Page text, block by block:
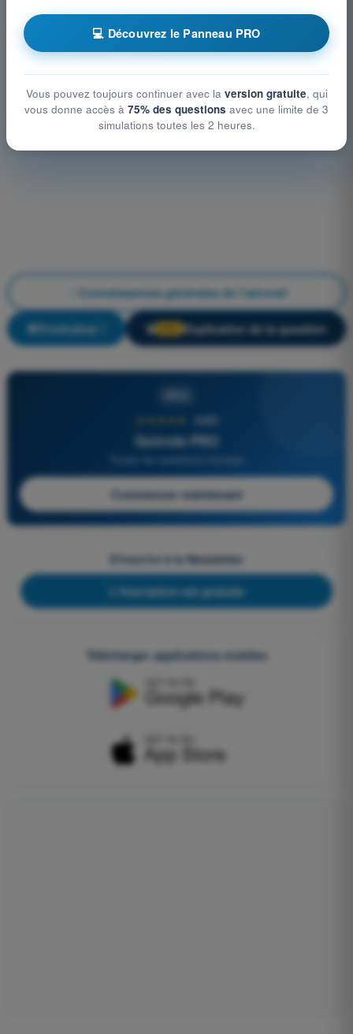
Connaissances générales de l’aéronef
S'entraîner ! 🔒 Explication de la question
4,6/5
Quizvds PRO
Commencer maintenant
S'inscrire à la Newsletter
L'inscription est gratuite
Télécharger applications mobiles
💻 Découvrez le Panneau PRO
Vous pouvez toujours continuer avec la version gratuite, qui
vous donne accès à 75% des questions avec une limite de 3
simulations toutes les 2 heures.